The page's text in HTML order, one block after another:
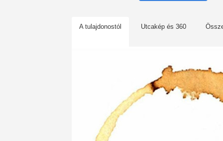
A tulajdonostól Utcakép és 360